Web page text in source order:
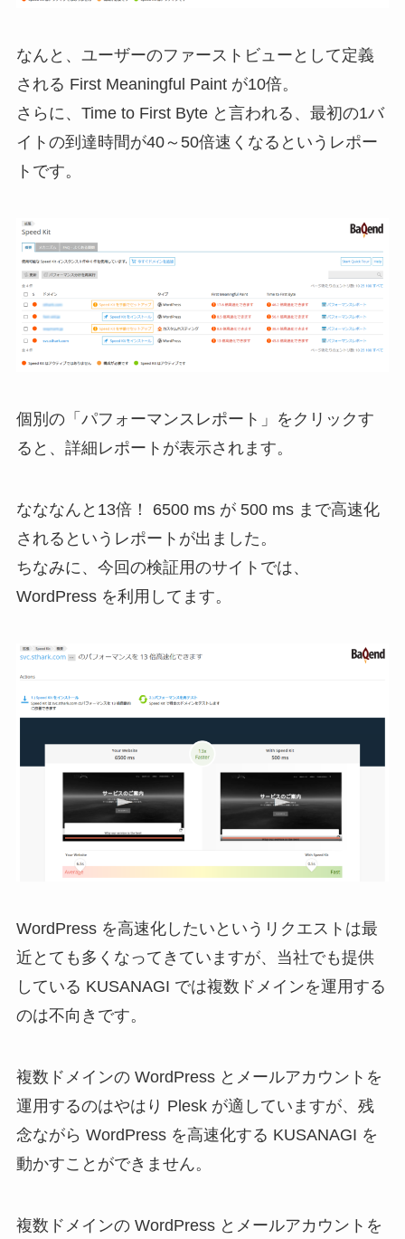
なんと、ユーザーのファーストビューとして定義
される First Meaningful Paint が10倍。
さらに、Time to First Byte と言われる、最初の1バ
イトの到達時間が40～50倍速くなるというレポー
トです。
個別の「パフォーマンスレポート」をクリックす
ると、詳細レポートが表示されます。
なななんと13倍！ 6500 ms が 500 ms まで高速化
されるというレポートが出ました。
ちなみに、今回の検証用のサイトでは、
WordPress を利用してます。
WordPress を高速化したいというリクエストは最
近とても多くなってきていますが、当社でも提供
している KUSANAGI では複数ドメインを運用する
のは不向きです。
複数ドメインの WordPress とメールアカウントを
運用するのはやはり Plesk が適していますが、残
念ながら WordPress を高速化する KUSANAGI を
動かすことができません。
複数ドメインの WordPress とメールアカウントを